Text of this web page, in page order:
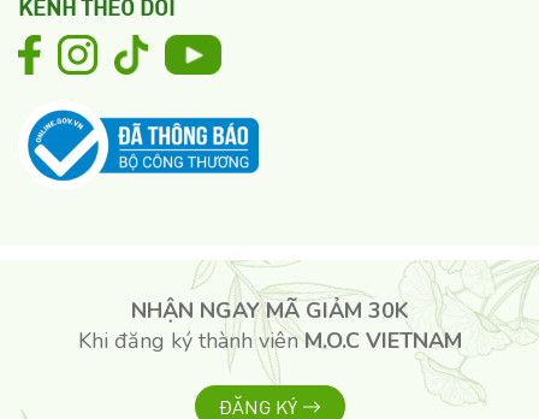
KÊNH THEO DÕI
NHẬN NGAY MÃ GIẢM 30K
Khi đăng ký thành viênM.O.C VIETNAM
ĐĂNG KÝ